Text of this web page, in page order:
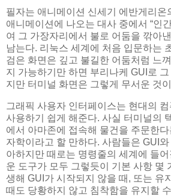
필자는 애니메이션 신세기 에반게리온
애니메이션에 나오는 대사 중에서 “인
여 그 가장자리에서 불로 어둠을 깎아
남는다. 리눅스 세계에 처음 입문하는
검은 화면은 깊고 불길한 어둠처럼 느
지 가능하기만 하면 부리나케 GUI로
지만 터미널 화면은 그렇게 무서운 것
그래픽 사용자 인터페이스는 현대의
사용하기 쉽게 해준다. 사실 터미널의
에서 아마존에 접속해 물건을 주문한
자학이라고 할 만하다. 사람들은 GUI
아하지만 때로는 명령줄의 세계에 들
운 도구가 모두 그렇듯이 기본 사항 몇
생해 GUI가 시작되지 않을 때, 또는 유
때도 당황하지 않고 침착함을 유지할